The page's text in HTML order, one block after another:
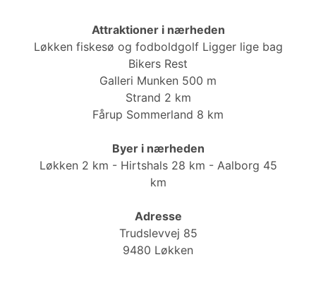
Attraktioner i nærheden
Løkken fiskesø og fodboldgolf Ligger lige bag
Bikers Rest
Galleri Munken 500 m
Strand 2 km
Fårup Sommerland 8 km
Byer i nærheden
Løkken 2 km - Hirtshals 28 km - Aalborg 45
km
Adresse
Trudslevvej 85
9480 Løkken